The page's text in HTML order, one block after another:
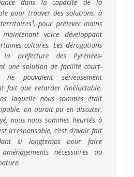
dans la capacité de la
pour trouver des solutions, à
territoires³, pour prélever moins
voire développant
cultures. Les dérogations
la préfecture des Pyrénées-
une solution de facilité court-
ne pouvaient sérieusement
fait que retarder l’inéluctable.
laquelle nous sommes était
on aurait pu en discuter,
nous nous sommes heurtés à
irresponsable, c’est d’avoir fait
si longtemps pour faire
nécessaires au